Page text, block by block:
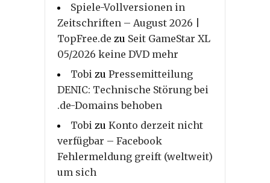
Spiele-Vollversionen in
Zeitschriften – August 2026 |
TopFree.de zu Seit GameStar XL
05/2026 keine DVD mehr
Tobi zu Pressemitteilung
DENIC: Technische Störung bei
.de-Domains behoben
Tobi zu Konto derzeit nicht
verfügbar – Facebook
Fehlermeldung greift (weltweit)
um sich